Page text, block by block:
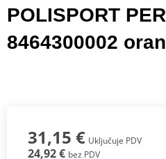
POLISPORT
8464300002
31,15 € Uključuje PDV
24,92 € bez PDV